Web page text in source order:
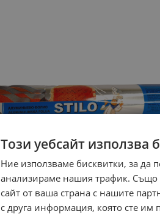
Този уебсайт използва
Ние използваме бисквитки, за да
анализираме нашия трафик. Също
сайт от ваша страна с нашите
с друга информация, която сте им